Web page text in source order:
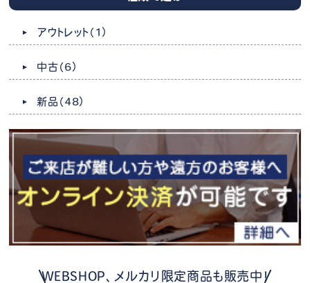
アウトレット （1）
中古 （6）
新品 （48）
WEBSHOP、メルカリ限定商品も販売中！